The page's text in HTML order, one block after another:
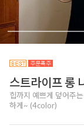
스트라이프 롱
힙까지 예쁘게 덮어주
하게~ (4color)